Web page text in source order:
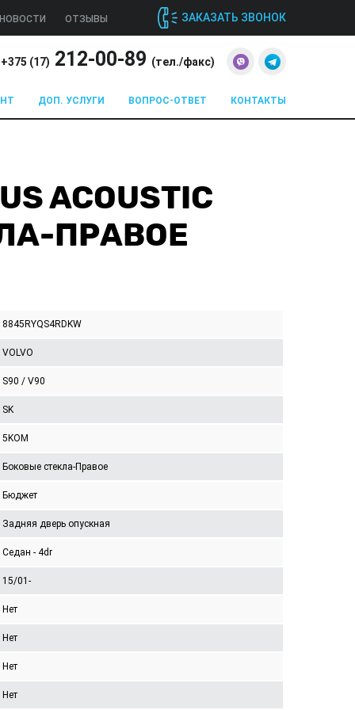
НОВОСТИ ОТЗЫВЫ ЗАКАЗАТЬ ЗВОНОК
+375 (17) 212-00-89 (тел./факс)
ДОП. УСЛУГИ ВОПРОС-ОТВЕТ КОНТАКТЫ
ACOUSTIC
ПРАВОЕ
8845RYQS4RDKW
VOLVO
S90 / V90
SK
5KOM
Боковые стекла-Правое
Бюджет
Задняя дверь опускная
Седан - 4dr
15/01-
Нет
Нет
Нет
Нет